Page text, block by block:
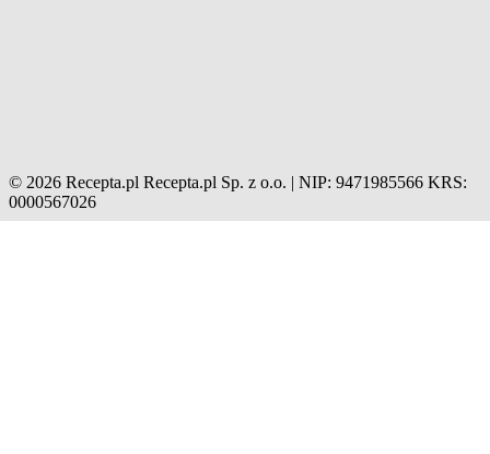
© 2026 Recepta.pl Recepta.pl Sp. z o.o. | NIP: 9471985566 KRS:
0000567026